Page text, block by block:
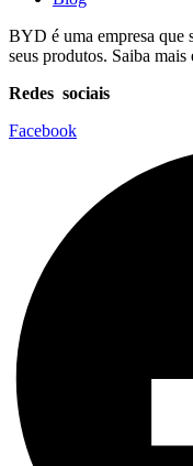
BYD é uma empresa que
seus produtos. Saiba mais
Redes sociais
Facebook